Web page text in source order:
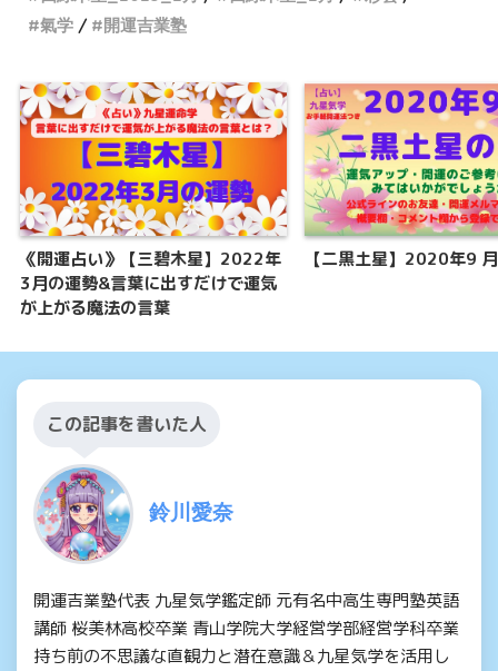
氣学
開運吉業塾
《開運占い》【三碧木星】2022年
3月の運勢&言葉に出すだけで運気
が上がる魔法の言葉
【二黒土星】2020年9
この記事を書いた人
鈴川愛奈
開運吉業塾代表 九星気学鑑定師 元有名中高生専門塾英語
講師 桜美林高校卒業 青山学院大学経営学部経営学科卒業
持ち前の不思議な直観力と潜在意識＆九星気学を活用し